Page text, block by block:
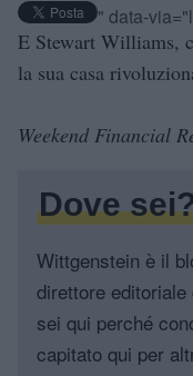
" data-
E Stewart Williams,
la sua casa
Weekend Financial
Dove
Wittgenstein è il
direttore
sei qui perché
capitato qui per